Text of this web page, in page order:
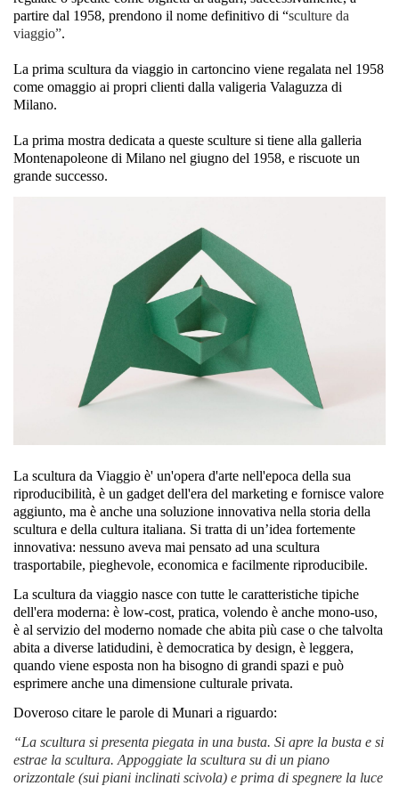
partire dal 1958, prendono il nome definitivo di “sculture da
viaggio”.
La prima scultura da viaggio in cartoncino viene regalata nel 1958
come omaggio ai propri clienti dalla valigeria Valaguzza di
Milano.
La prima mostra dedicata a queste sculture si tiene alla galleria
Montenapoleone di Milano nel giugno del 1958, e riscuote un
grande successo.
La scultura da Viaggio è' un'opera d'arte nell'epoca della sua
riproducibilità, è un gadget dell'era del marketing e fornisce valore
aggiunto, ma è anche una soluzione innovativa nella storia della
scultura e della cultura italiana. Si tratta di un’idea fortemente
innovativa: nessuno aveva mai pensato ad una scultura
trasportabile, pieghevole, economica e facilmente riproducibile.
La scultura da viaggio nasce con tutte le caratteristiche tipiche
dell'era moderna: è low-cost, pratica, volendo è anche mono-uso,
è al servizio del moderno nomade che abita più case o che talvolta
abita a diverse latidudini, è democratica by design, è leggera,
quando viene esposta non ha bisogno di grandi spazi e può
esprimere anche una dimensione culturale privata.
Doveroso citare le parole di Munari a riguardo:
“La scultura si presenta piegata in una busta. Si apre la busta e si
estrae la scultura. Appoggiate la scultura su di un piano
orizzontale (sui piani inclinati scivola) e prima di spegnere la luce